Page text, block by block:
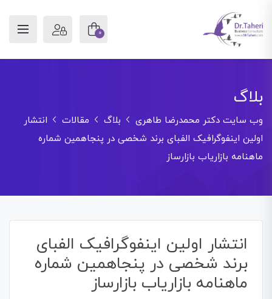
0
بلاگ
وب سایت دکتر محمدرضا طاهری بلاگ مقالات
انتشار
اولین اینفوگرافیک الفبای برند شخصی در پنجاهمین شماره
ماهنامه بازاریاب بازارساز
انتشار اولین اینفوگرافیک الفبای
برند شخصی در پنجاهمین شماره
ماهنامه بازاریاب بازارساز